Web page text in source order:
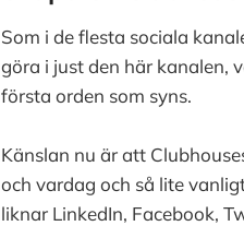
Som i de flesta sociala
göra i just den här kanalen,
första orden som syns.
Känslan nu är att
och vardag och så lite
liknar LinkedIn, Facebook,